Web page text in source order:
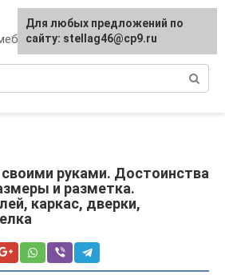
руками. Достоинства
и разметка.
каркас, дверки,
Для любых предложений по
сайту: stellag46@cp9.ru